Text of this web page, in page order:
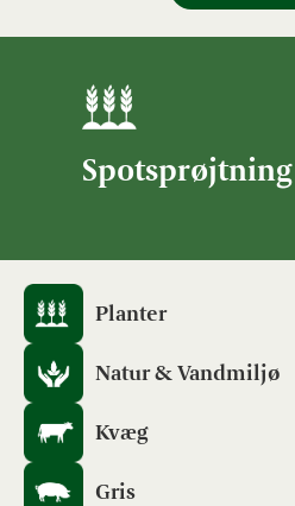
Spotsprøjtning
Planter
Natur & Vandmiljø
Kvæg
Gris